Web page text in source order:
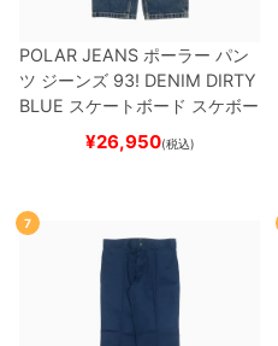
POLAR JEANS ポーラー パン
ツ ジーンズ 93! DENIM DIRTY
BLUE スケートボード スケボー
¥26,950(税込)
7